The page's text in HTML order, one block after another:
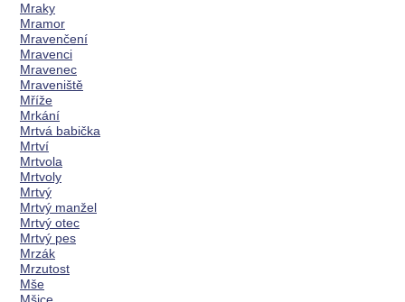
Mraky
Mramor
Mravenčení
Mravenci
Mravenec
Mraveniště
Mříže
Mrkání
Mrtvá babička
Mrtví
Mrtvola
Mrtvoly
Mrtvý
Mrtvý manžel
Mrtvý otec
Mrtvý pes
Mrzák
Mrzutost
Mše